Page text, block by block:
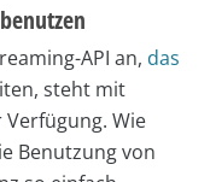
API an, das
steht mit
Wie
Benutzung von